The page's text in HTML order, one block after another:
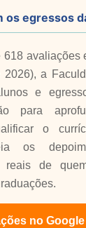
os egressos
618 avaliações
a
e
para
o
os
reais de
no Google